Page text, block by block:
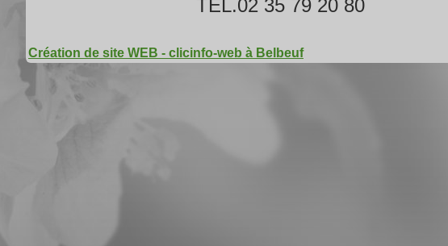
TÉL.02 35 79 20 80
Création de site WEB - clicinfo-web à Belbeuf